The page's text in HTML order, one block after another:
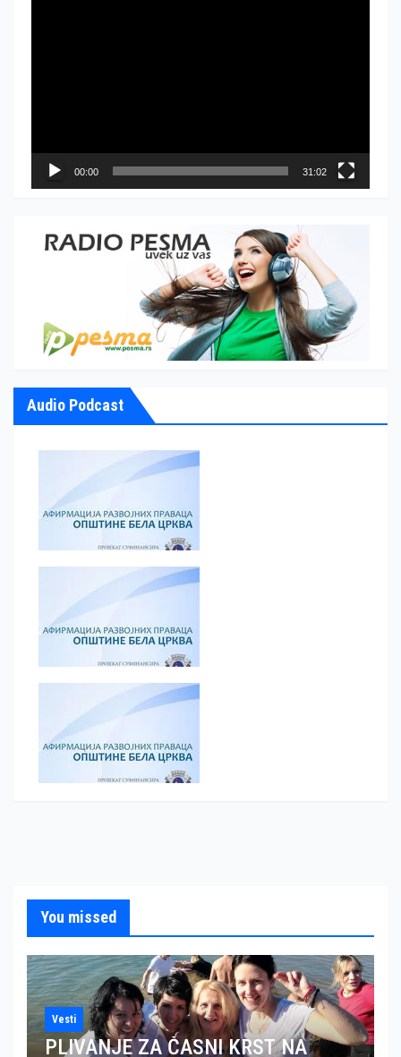
00:00 31:02
Audio Podcast
You missed
Vesti
PLIVANJE ZA ČASNI KRST NA